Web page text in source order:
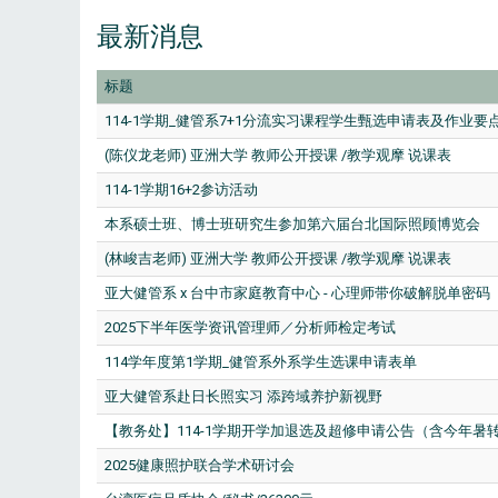
最新消息
标题
114-1学期_健管系7+1分流实习课程学生甄选申请表及作业要
(陈仪龙老师) 亚洲大学 教师公开授课 /教学观摩 说课表
114-1学期16+2参访活动
本系硕士班、博士班研究生参加第六届台北国际照顾博览会
(林峻吉老师) 亚洲大学 教师公开授课 /教学观摩 说课表
亚大健管系 x 台中市家庭教育中心 - 心理师带你破解脱单密码
2025下半年医学资讯管理师／分析师检定考试
114学年度第1学期_健管系外系学生选课申请表单
亚大健管系赴日长照实习 添跨域养护新视野
【教务处】114-1学期开学加退选及超修申请公告（含今年暑
2025健康照护联合学术研讨会